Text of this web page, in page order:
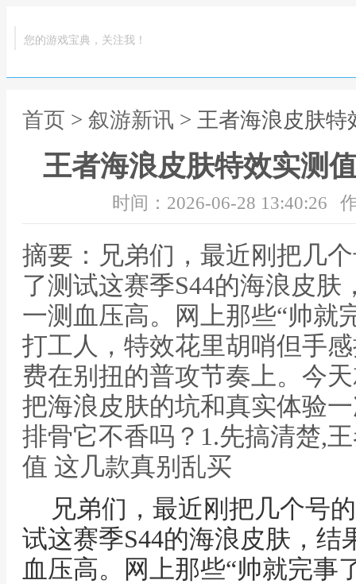
您的游戏宝典，关注我！
首页 > 叙游新讯 > 王者海浪皮肤
王者海浪皮肤特效实测
时间：2026-06-28 13:40:26
摘要：兄弟们，最近刚把几
了测试这赛季S44的海浪皮
一测血压高。网上那些“帅就
打工人，特效花里胡哨但手
费在别扭的普攻节奏上。今
把海浪皮肤的坑和真实体验
排骨它不香吗？1.先搞清楚,
值 这几款真别乱买
兄弟们，最近刚把几个号
试这赛季S44的海浪皮肤，
血压高。网上那些“帅就完事